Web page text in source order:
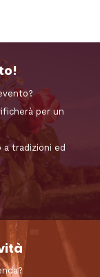
per un
tradizioni ed